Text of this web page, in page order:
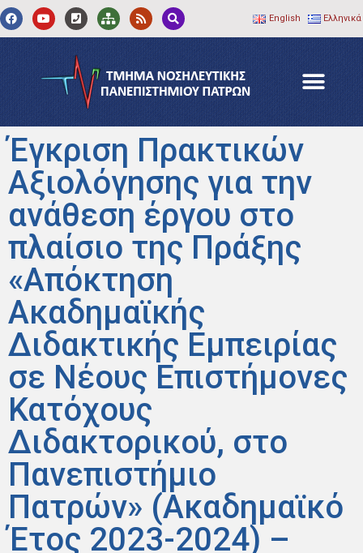
English Ελληνικά
Έγκριση Πρακτικών
Αξιολόγησης για την
ανάθεση έργου στο
πλαίσιο της Πράξης
«Απόκτηση
Ακαδημαϊκής
Διδακτικής Εμπειρίας
σε Νέους Επιστήμονες
Κατόχους
Διδακτορικού, στο
Πανεπιστήμιο
Πατρών» (Ακαδημαϊκό
Έτος 2023-2024) –